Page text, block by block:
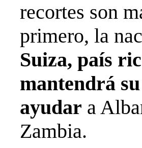
recortes son
primero, la
Suiza, país
mantendrá
ayudar a
Zambia.